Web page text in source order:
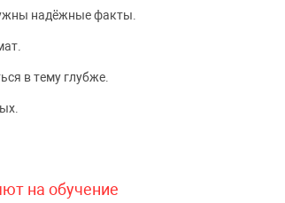
надёжные факты.
в тему глубже.
на обучение